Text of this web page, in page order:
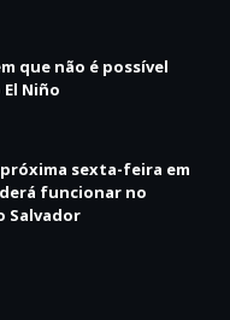
que não é possível
Niño
sexta-feira em
funcionar no
Salvador